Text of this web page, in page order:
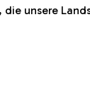
unsere